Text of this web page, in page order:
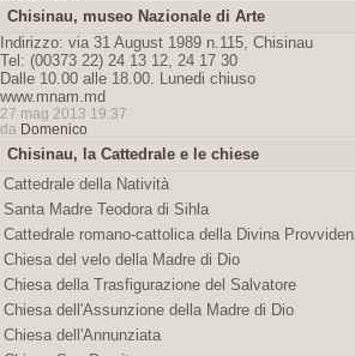
Chisinau, museo Nazionale di Arte
Indirizzo: via 31 August 1989 n.115, Chisinau
Tel: (00373 22) 24 13 12, 24 17 30
Dalle 10.00 alle 18.00. Lunedi chiuso
www.mnam.md
27 mag 2013 19:37
da Domenico
Chisinau, la Cattedrale e le chiese
Cattedrale della Natività
Santa Madre Teodora di Sihla
Cattedrale romano-cattolica della Divina
Chiesa del velo della Madre di Dio
Chiesa della Trasfigurazione del Salvatore
Chiesa dell'Assunzione della Madre di Dio
Chiesa dell'Annunziata